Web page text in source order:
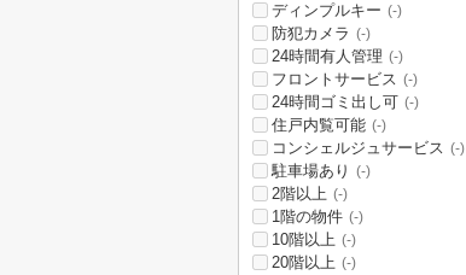
ディンプルキー (-)
防犯カメラ (-)
24時間有人管理 (-)
フロントサービス (-)
24時間ゴミ出し可 (-)
住戸内覧可能 (-)
コンシェルジュサービス (-)
駐車場あり (-)
2階以上 (-)
1階の物件 (-)
10階以上 (-)
20階以上 (-)